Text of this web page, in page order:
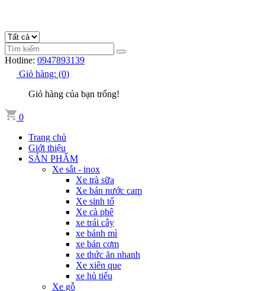
Hotline: 0947893139
Giỏ hàng: (0)
Giỏ hàng của bạn trống!
0
Trang chủ
Giới thiệu
SẢN PHẨM
Xe sắt - inox
Xe trà sữa
Xe bán nước cam
Xe sinh tố
Xe cà phê
xe trái cây
xe bánh mì
xe bán cơm
xe thức ăn nhanh
Xe xiên que
xe hủ tiếu
Xe gỗ